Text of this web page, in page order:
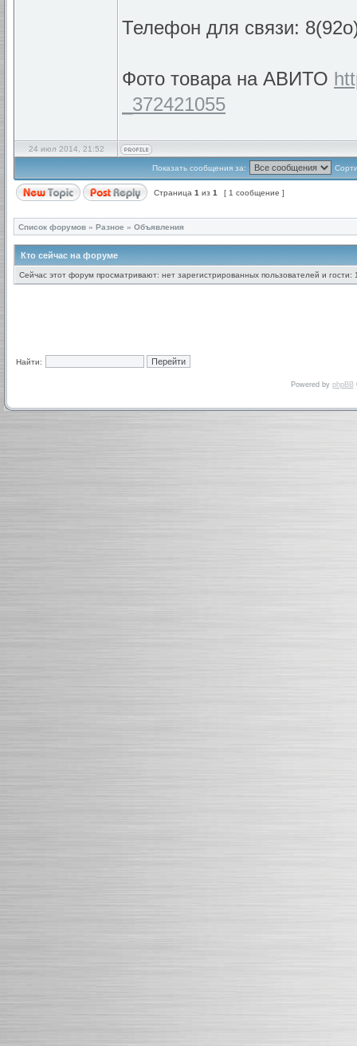
Телефон для связи:
Фото товара на АВИТО
_372421055
24 июл 2014, 21:52
Показать сообщения за:
Страница 1 из 1 [ 1 сообщение ]
Список форумов » Разное » Объявления
Кто сейчас на форуме
Сейчас этот форум просматривают: нет зарегистрированных пользователей и гости:
Найти:
Powered by phpBB